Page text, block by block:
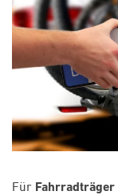
Für Fahrradträger